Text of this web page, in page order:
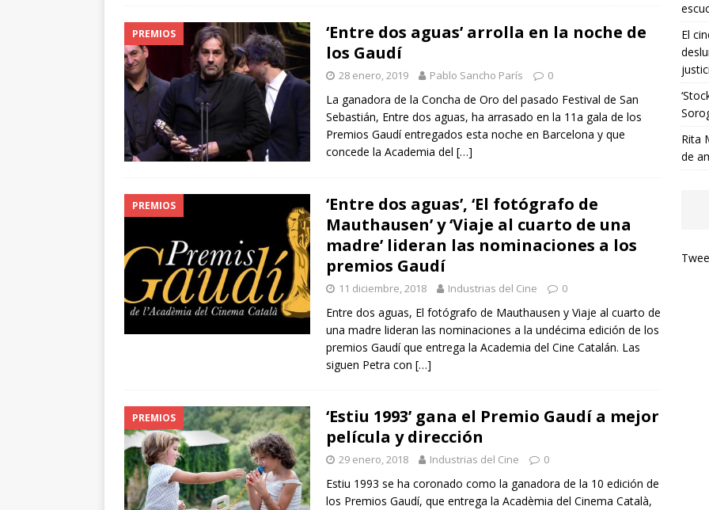
PREMIOS
‘Entre dos aguas’ arrolla en la noche de
los Gaudí
28 enero, 2019 Pablo Sancho París 0
La ganadora de la Concha de Oro del pasado Festival de San
Sebastián, Entre dos aguas, ha arrasado en la 11a gala de los
Premios Gaudí entregados esta noche en Barcelona y que
concede la Academia del […]
PREMIOS
‘Entre dos aguas’, ‘El fotógrafo de
Mauthausen’ y ‘Viaje al cuarto de una
madre’ lideran las nominaciones a los
premios Gaudí
11 diciembre, 2018 Industrias del Cine 0
Entre dos aguas, El fotógrafo de Mauthausen y Viaje al cuarto de
una madre lideran las nominaciones a la undécima edición de los
premios Gaudí que entrega la Academia del Cine Catalán. Las
siguen Petra con […]
PREMIOS
‘Estiu 1993’ gana el Premio Gaudí a mejor
película y dirección
29 enero, 2018 Industrias del Cine 0
Estiu 1993 se ha coronado como la ganadora de la 10 edición de
los Premios Gaudí, que entrega la Acadèmia del Cinema Català,
El
Rita
de